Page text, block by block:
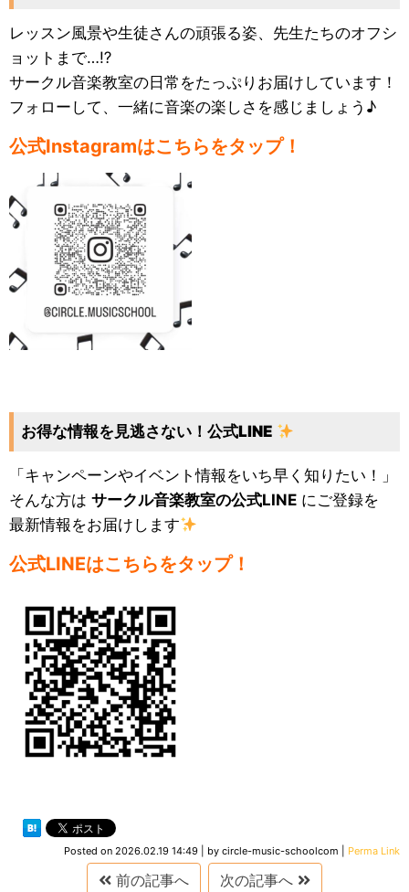
レッスン風景や生徒さんの頑張る姿、先生たちのオフシ
ョットまで…⁉
サークル音楽教室の日常をたっぷりお届けしています！
フォローして、一緒に音楽の楽しさを感じましょう♪
公式Instagramはこちらをタップ！
お得な情報を見逃さない！公式LINE
「キャンペーンやイベント情報をいち早く知りたい！」
そんな方は サークル音楽教室の公式LINE にご登録を
最新情報をお届けします
公式LINEはこちらをタップ！
Posted on 2026.02.19 14:49 by circle-music-schoolcom Perma Link
前の記事へ 次の記事へ